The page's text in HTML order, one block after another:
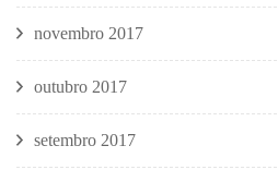
novembro 2017
outubro 2017
setembro 2017